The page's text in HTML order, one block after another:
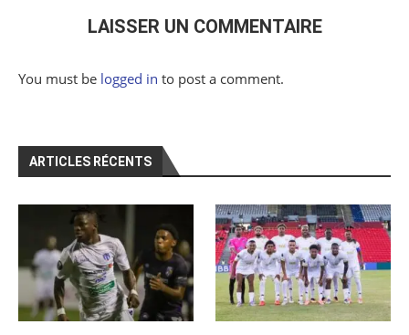
LAISSER UN COMMENTAIRE
You must be logged in to post a comment.
ARTICLES RÉCENTS